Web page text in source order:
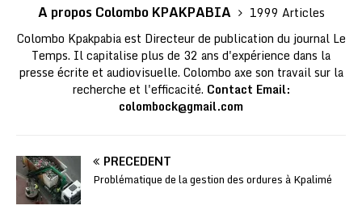
A propos Colombo KPAKPABIA
1999 Articles
Colombo Kpakpabia est Directeur de publication du journal Le
Temps. Il capitalise plus de 32 ans d'expérience dans la
presse écrite et audiovisuelle. Colombo axe son travail sur la
recherche et l'efficacité. Contact Email:
colombock@gmail.com
PRÉCÉDENT
Problématique de la gestion des ordures à Kpalimé